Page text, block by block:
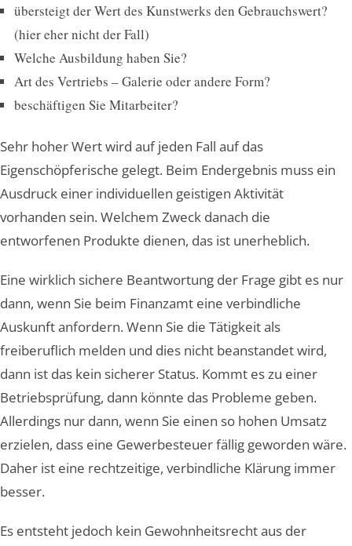
übersteigt der Wert des Kunstwerks den Gebrauchswert?
(hier eher nicht der Fall)
Welche Ausbildung haben Sie?
Art des Vertriebs – Galerie oder andere Form?
beschäftigen Sie Mitarbeiter?
Sehr hoher Wert wird auf jeden Fall auf das
Eigenschöpferische gelegt. Beim Endergebnis muss ein
Ausdruck einer individuellen geistigen Aktivität
vorhanden sein. Welchem Zweck danach die
entworfenen Produkte dienen, das ist unerheblich.
Eine wirklich sichere Beantwortung der Frage gibt es nur
dann, wenn Sie beim Finanzamt eine verbindliche
Auskunft anfordern. Wenn Sie die Tätigkeit als
freiberuflich melden und dies nicht beanstandet wird,
dann ist das kein sicherer Status. Kommt es zu einer
Betriebsprüfung, dann könnte das Probleme geben.
Allerdings nur dann, wenn Sie einen so hohen Umsatz
erzielen, dass eine Gewerbesteuer fällig geworden wäre.
Daher ist eine rechtzeitige, verbindliche Klärung immer
besser.
Es entsteht jedoch kein Gewohnheitsrecht aus der